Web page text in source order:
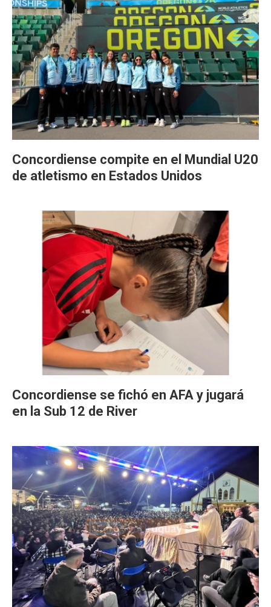
Concordiense compite en el Mundial U20
de atletismo en Estados Unidos
Concordiense se fichó en AFA y jugará
en la Sub 12 de River